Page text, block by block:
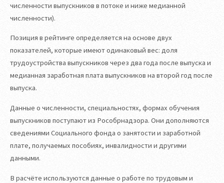
численности выпускников в потоке и ниже медианной
численности).
Позиция в рейтинге определяется на основе двух
показателей, которые имеют одинаковый вес: доля
трудоустройства выпускников через два года после выпуска и
медианная заработная плата выпускников на второй год после
выпуска.
Данные о численности, специальностях, формах обучения
выпускников поступают из Рособрнадзора. Они дополняются
сведениями Социального фонда о занятости и заработной
плате, получаемых пособиях, инвалидности и другими
данными.
В расчёте используются данные о работе по трудовым и